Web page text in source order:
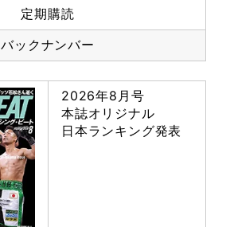
定期購読
バックナンバー
2026年8月号
本誌オリジナル
日本ランキング発表